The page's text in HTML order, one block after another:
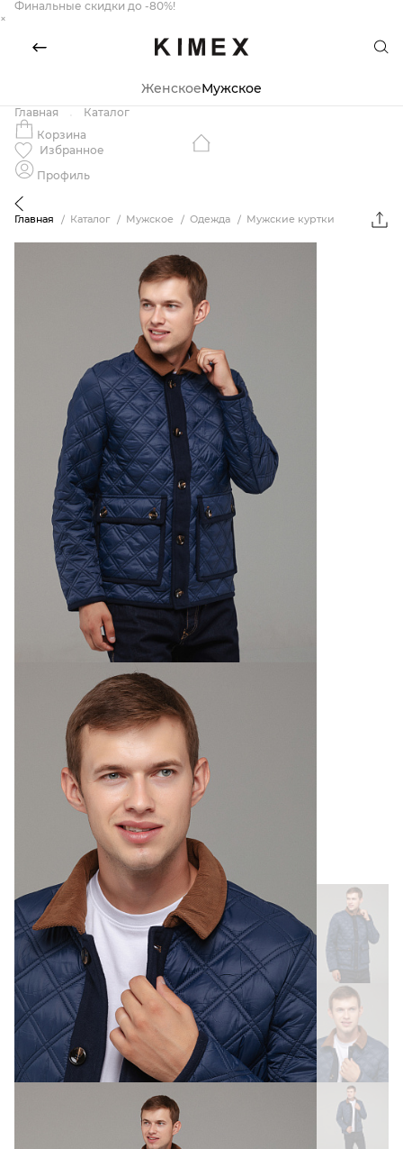
Финальные скидки до -80%!
×
ЖенскоеМужское
Главная
Каталог
Корзина
Избранное
Профиль
Главная Каталог Мужское Одежда Мужские куртки